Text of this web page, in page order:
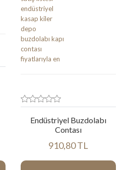
Endüstriyel Buzdolabı
Contası
910,80 TL